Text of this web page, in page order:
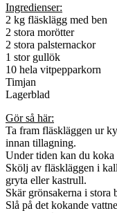
Ingredienser:
2 kg fläsklägg med ben
2 stora morötter
2 stora palsternackor
1 stor gullök
10 hela vitpepparkorn
Timjan
Lagerblad
Gör så här:
Ta fram fläskläggen ur
innan tillagning.
Under tiden kan du
Skölj av fläskläggen i
gryta eller kastrull.
Skär grönsakerna i stora
Slå på det kokande